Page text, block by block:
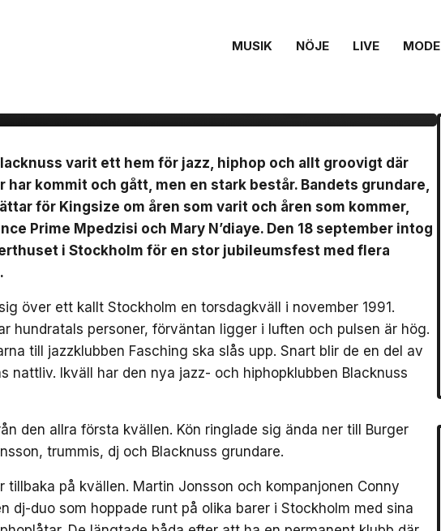
MUSIK NÖJE LIVE MODE
– firar 30 år med
varit ett hem för jazz, hiphop och allt groovigt där
har kommit och gått, men en stark består. Bandets grundare,
för Kingsize om åren som varit och åren som kommer,
Prime Mpedzisi och Mary N’diaye. Den 18 september intog
i Stockholm för en stor jubileumsfest med flera
över ett kallt Stockholm en torsdagkväll i november 1991.
hundratals personer, förväntan ligger i luften och pulsen är hög.
till jazzklubben Fasching ska slås upp. Snart blir de en del av
nattliv. Ikväll har den nya jazz- och hiphopklubben Blacknuss
den allra första kvällen. Kön ringlade sig ända ner till Burger
trummis, dj och Blacknuss grundare.
tillbaka på kvällen. Martin Jonsson och kompanjonen Conny
dj-duo som hoppade runt på olika barer i Stockholm med sina